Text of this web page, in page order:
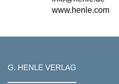
www.henle.com
G. HENLE VERLAG